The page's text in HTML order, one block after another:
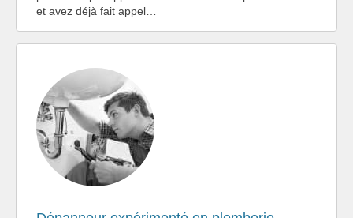
et avez déjà fait appel…